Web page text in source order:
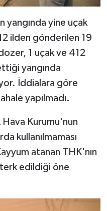
yangında yine uçak
ilden gönderilen 19
1 uçak ve 412
yangında
İddialara göre
yapılmadı.
Hava Kurumu'nun
kullanılmaması
atanan THK'nın
terk edildiği öne